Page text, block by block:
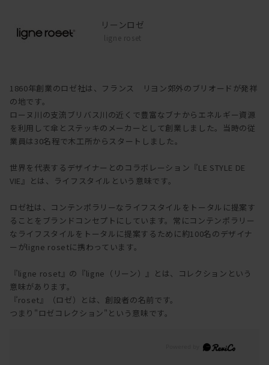
リーンロゼ
ligne roset
1860年創業のロゼ社は、フランス リヨン郊外のブリオードが発祥
の地です。
ローヌ川の支流ブリバス川の近くで豊富なブナからエネルギー資源
を利用して傘とステッキのメーカーとして創業しました。当時の従
業員は30名程で木工所からスタートしました。
世界を代表するデザイナーとのコラボレーション『LE STYLE DE
VIE』とは、ライフスタイルという意味です。
ロゼ社は、コンテンポラリーなライフスタイルをトータルに提案す
ることをブランドコンセプトにしています。常にコンテンポラリー
なライフスタイルをトータルに提案するために約100名のデザイナ
ーがligne rosetに携わっています。
『ligne roset』の『ligne（リーン）』とは、コレクションという
意味があります。
『roset』（ロゼ）とは、創設者の名前です。
つまり"ロゼコレクション"という意味です。